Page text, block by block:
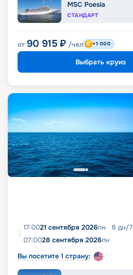
MSC Poesia
СТАНДАРТ
от 90 915 ₽ /чел +1 000
Выбрать круиз
17:0021 сентября 2026пн 8 дн/7
07:0028 сентября 2026пн
Вы посетите 1 страну: